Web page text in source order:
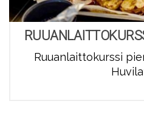
Ruuanlaittokurssi